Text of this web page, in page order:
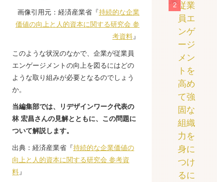
画像引用元：経済産業省『持続的な企業
価値の向上と人的資本に関する研究会 参
考資料』
このような状況のなかで、企業が従業員
エンゲージメントの向上を図るにはどの
ような取り組みが必要となるのでしょう
か。
当編集部では、リデザインワーク代表の
林 宏昌さんの見解とともに、この問題に
ついて解説します。
出典：経済産業省『持続的な企業価値の
向上と人的資本に関する研究会 参考資
料』
2 従業
員エ
ンゲ
ージ
メン
トを
高め
て強
固な
組織
力を
身に
つけ
るに